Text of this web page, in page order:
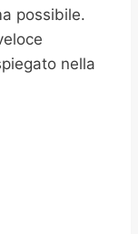
possibile.
nella